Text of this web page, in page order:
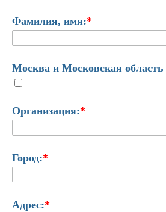
Фамилия, имя:*
Москва и Московская область
Организация:*
Город:*
Адрес:*